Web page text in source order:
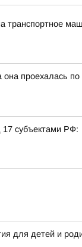
транспортное
проехалась
субъектами РФ:
для детей и